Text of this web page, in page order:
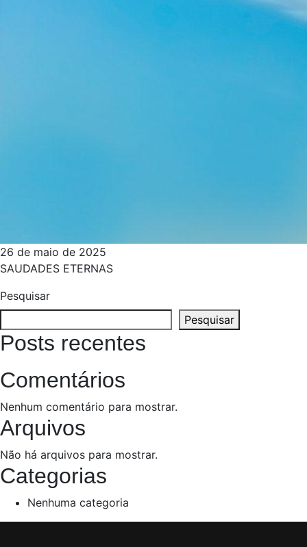
26 de maio de 2025
SAUDADES ETERNAS
Pesquisar
Pesquisar
Posts recentes
Comentários
Nenhum comentário para mostrar.
Arquivos
Não há arquivos para mostrar.
Categorias
Nenhuma categoria